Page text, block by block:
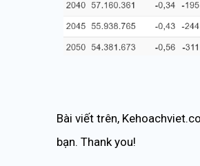
Bài viết trên,
bạn. Thank you!